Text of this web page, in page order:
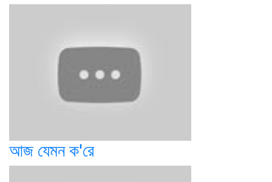
আজ যেমন ক'রে